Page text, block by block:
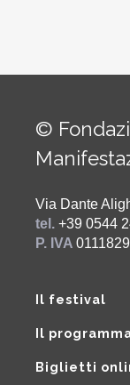
©
Via Dante
tel. +39 0544
P. IVA
Il festival
Il
Biglietti